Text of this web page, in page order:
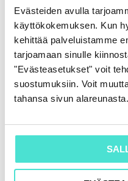
Evästeiden avulla
käyttökokemuksen. Kun
kehittää palveluistamme
tarjoamaan sinulle
"Evästeasetukset" voit
suostumuksiin. Voit
tahansa sivun alareunasta.
16.6.2026